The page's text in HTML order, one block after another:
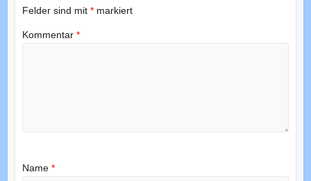
Felder sind mit *markiert
Kommentar *
Name *